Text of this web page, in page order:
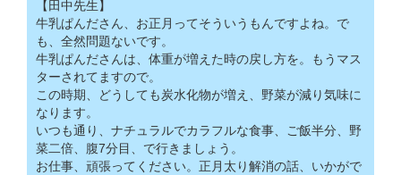
【田中先生】
牛乳ぱんださん、お正月ってそういうもんですよね。で
も、全然問題ないです。
牛乳ぱんださんは、体重が増えた時の戻し方を。もうマス
ターされてますので。
この時期、どうしても炭水化物が増え、野菜が減り気味に
なります。
いつも通り、ナチュラルでカラフルな食事、ご飯半分、野
菜二倍、腹7分目、で行きましょう。
お仕事、頑張ってください。正月太り解消の話、いかがで